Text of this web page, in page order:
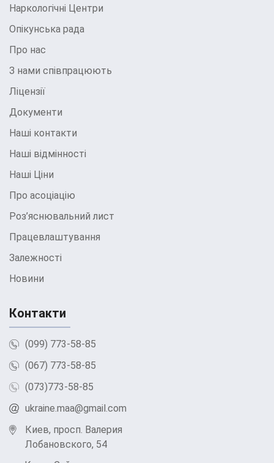
Як розпочати
лікування: кроки
для звернення до
клініки
професійної медичної допомоги. Якщо
ви або ваш близький зіткнулися з
проблемою наркозалежності і вирішили
розпочати лікування, дотримання
цей процес. У цьому розділі ми
розповімо про те, як правильно
розпочати лікування наркозалежності
Богуславі.
Усвідомлення проблеми Першим і
до одужання є усвідомлення
проблеми. Ви або ваш близький
наркозалежності та бажання
позбутися її. Це може бути
важким кроком, але він необхідний
Наркологічні Центри
Опікунська рада
Про нас
З нами співпрацюють
Ліцензії
Документи
Наші контакти
Наші відмінності
Наші Ціни
Про асоціацію
Роз’яснювальний лист
Працевлаштування
Залежності
Новини
Контакти
(099) 773-58-85
(067) 773-58-85
(073)773-58-85
ukraine.maa@gmail.com
Киев, просп. Валерия
Лобановского, 54